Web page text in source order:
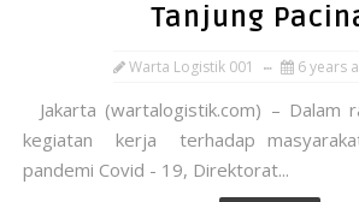
Tanjung
Warta Logistik 001 6 years
Jakarta (wartalogistik.com) – Dalam
kegiatan kerja terhadap
pandemi Covid - 19, Direktorat...